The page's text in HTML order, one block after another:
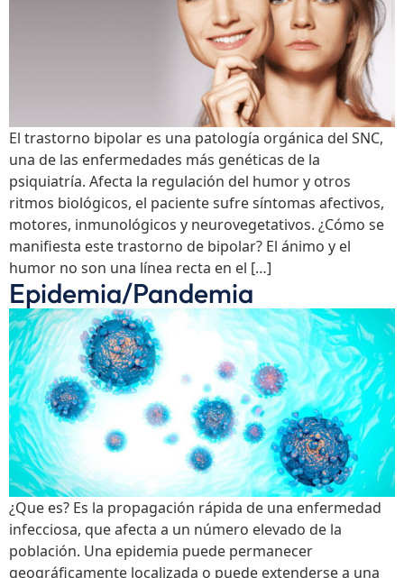
El trastorno bipolar es una patología orgánica del SNC,
una de las enfermedades más genéticas de la
psiquiatría. Afecta la regulación del humor y otros
ritmos biológicos, el paciente sufre síntomas afectivos,
motores, inmunológicos y neurovegetativos. ¿Cómo se
manifiesta este trastorno de bipolar? El ánimo y el
humor no son una línea recta en el […]
Epidemia/Pandemia
¿Que es? Es la propagación rápida de una enfermedad
infecciosa, que afecta a un número elevado de la
población. Una epidemia puede permanecer
geográficamente localizada o puede extenderse a una